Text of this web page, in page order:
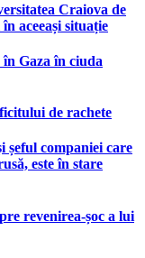
Craiova de
aceeași situație
Gaza în ciuda
de rachete
companiei care
este în stare
revenirea-șoc a lui